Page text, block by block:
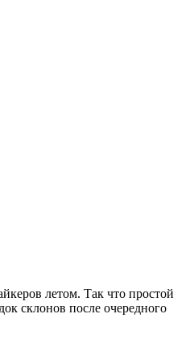
летом. Так что простой
склонов после очередного